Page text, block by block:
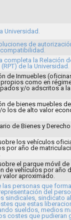
Universidad.
de
completa la Relación
de la Universidad.
de Inmuebles
como en
y/o adscritos a la
de bienes muebles
los de alto valor
de Bienes y
los vehículos
por año de
el parque móvil de
de vehículos por año
aproximado.
personas que
del
sindicales, sindicato
que estas
sueldos, medios
costes que pudieran